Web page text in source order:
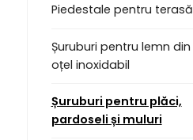
Piedestale pentru terasă
Șuruburi pentru lemn din
oțel inoxidabil
Șuruburi pentru plăci,
pardoseli și muluri